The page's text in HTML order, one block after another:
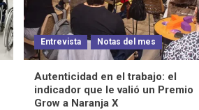
Entrevista Notas del mes
Autenticidad en el trabajo: el
indicador que le valió un Premio
Grow a Naranja X